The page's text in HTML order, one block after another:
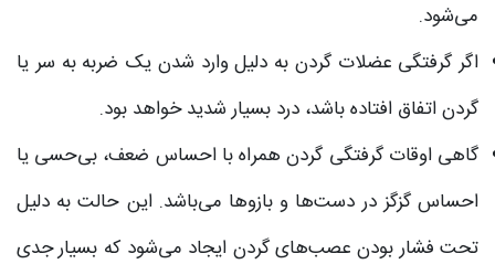
می‌شود.
اگر گرفتگی عضلات گردن به دلیل وارد شدن یک ضربه به سر یا
گردن اتفاق افتاده باشد، درد بسیار شدید خواهد بود.
گاهی اوقات گرفتگی گردن همراه با احساس ضعف، بی‌حسی یا
احساس گزگز در دست‌ها و بازوها می‌باشد. این حالت به دلیل
تحت فشار بودن عصب‌های گردن ایجاد می‌شود که بسیار جدی